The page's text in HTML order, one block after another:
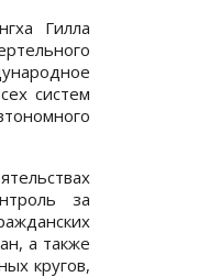
Гилла
систем
за
а также
кругов,